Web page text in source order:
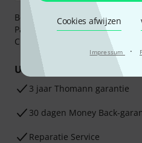
Cookies afwijzen
Impressum ·
Betaalt u veilig en vertrouwd
PayPal, iDEAL,Klarna Betaal Nu
Creditcard.
Uw voordelen
3 jaar Thomann garantie
30 dagen Money Back-
Reparatie Service